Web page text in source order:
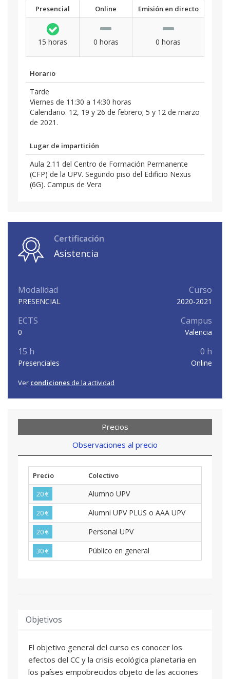
Presencial Online Emisión en directo
15 horas 0 horas 0 horas
Horario
Tarde
Viernes de 11:30 a 14:30 horas
Calendario. 12, 19 y 26 de febrero; 5 y 12 de marzo
de 2021.
Lugar de impartición
Aula 2.11 del Centro de Formación Permanente
(CFP) de la UPV. Segundo piso del Edificio Nexus
(6G). Campus de Vera
Certificación
Asistencia
Modalidad
PRESENCIAL
Curso
2020-2021
ECTS
0
Campus
Valencia
15 h
Presenciales
0 h
Online
Ver condiciones de la actividad
Precios
Observaciones al precio
Precio
Colectivo
20 €
Alumno UPV
20 € Alumni UPV PLUS o AAA UPV
20 € Personal UPV
30 € Público en general
Objetivos
El objetivo general del curso es conocer los
efectos del CC y la crisis ecológica planetaria en
los países empobrecidos objeto de las acciones